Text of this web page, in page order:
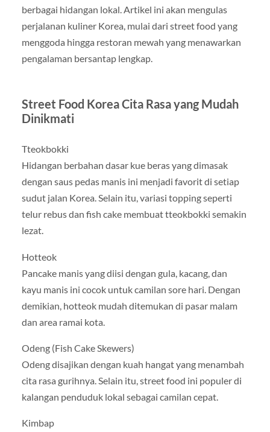
berbagai hidangan lokal. Artikel ini akan mengulas
perjalanan kuliner Korea, mulai dari street food yang
menggoda hingga restoran mewah yang menawarkan
pengalaman bersantap lengkap.
Street Food Korea Cita Rasa yang Mudah
Dinikmati
Tteokbokki
Hidangan berbahan dasar kue beras yang dimasak
dengan saus pedas manis ini menjadi favorit di setiap
sudut jalan Korea. Selain itu, variasi topping seperti
telur rebus dan fish cake membuat tteokbokki semakin
lezat.
Hotteok
Pancake manis yang diisi dengan gula, kacang, dan
kayu manis ini cocok untuk camilan sore hari. Dengan
demikian, hotteok mudah ditemukan di pasar malam
dan area ramai kota.
Odeng (Fish Cake Skewers)
Odeng disajikan dengan kuah hangat yang menambah
cita rasa gurihnya. Selain itu, street food ini populer di
kalangan penduduk lokal sebagai camilan cepat.
Kimbap